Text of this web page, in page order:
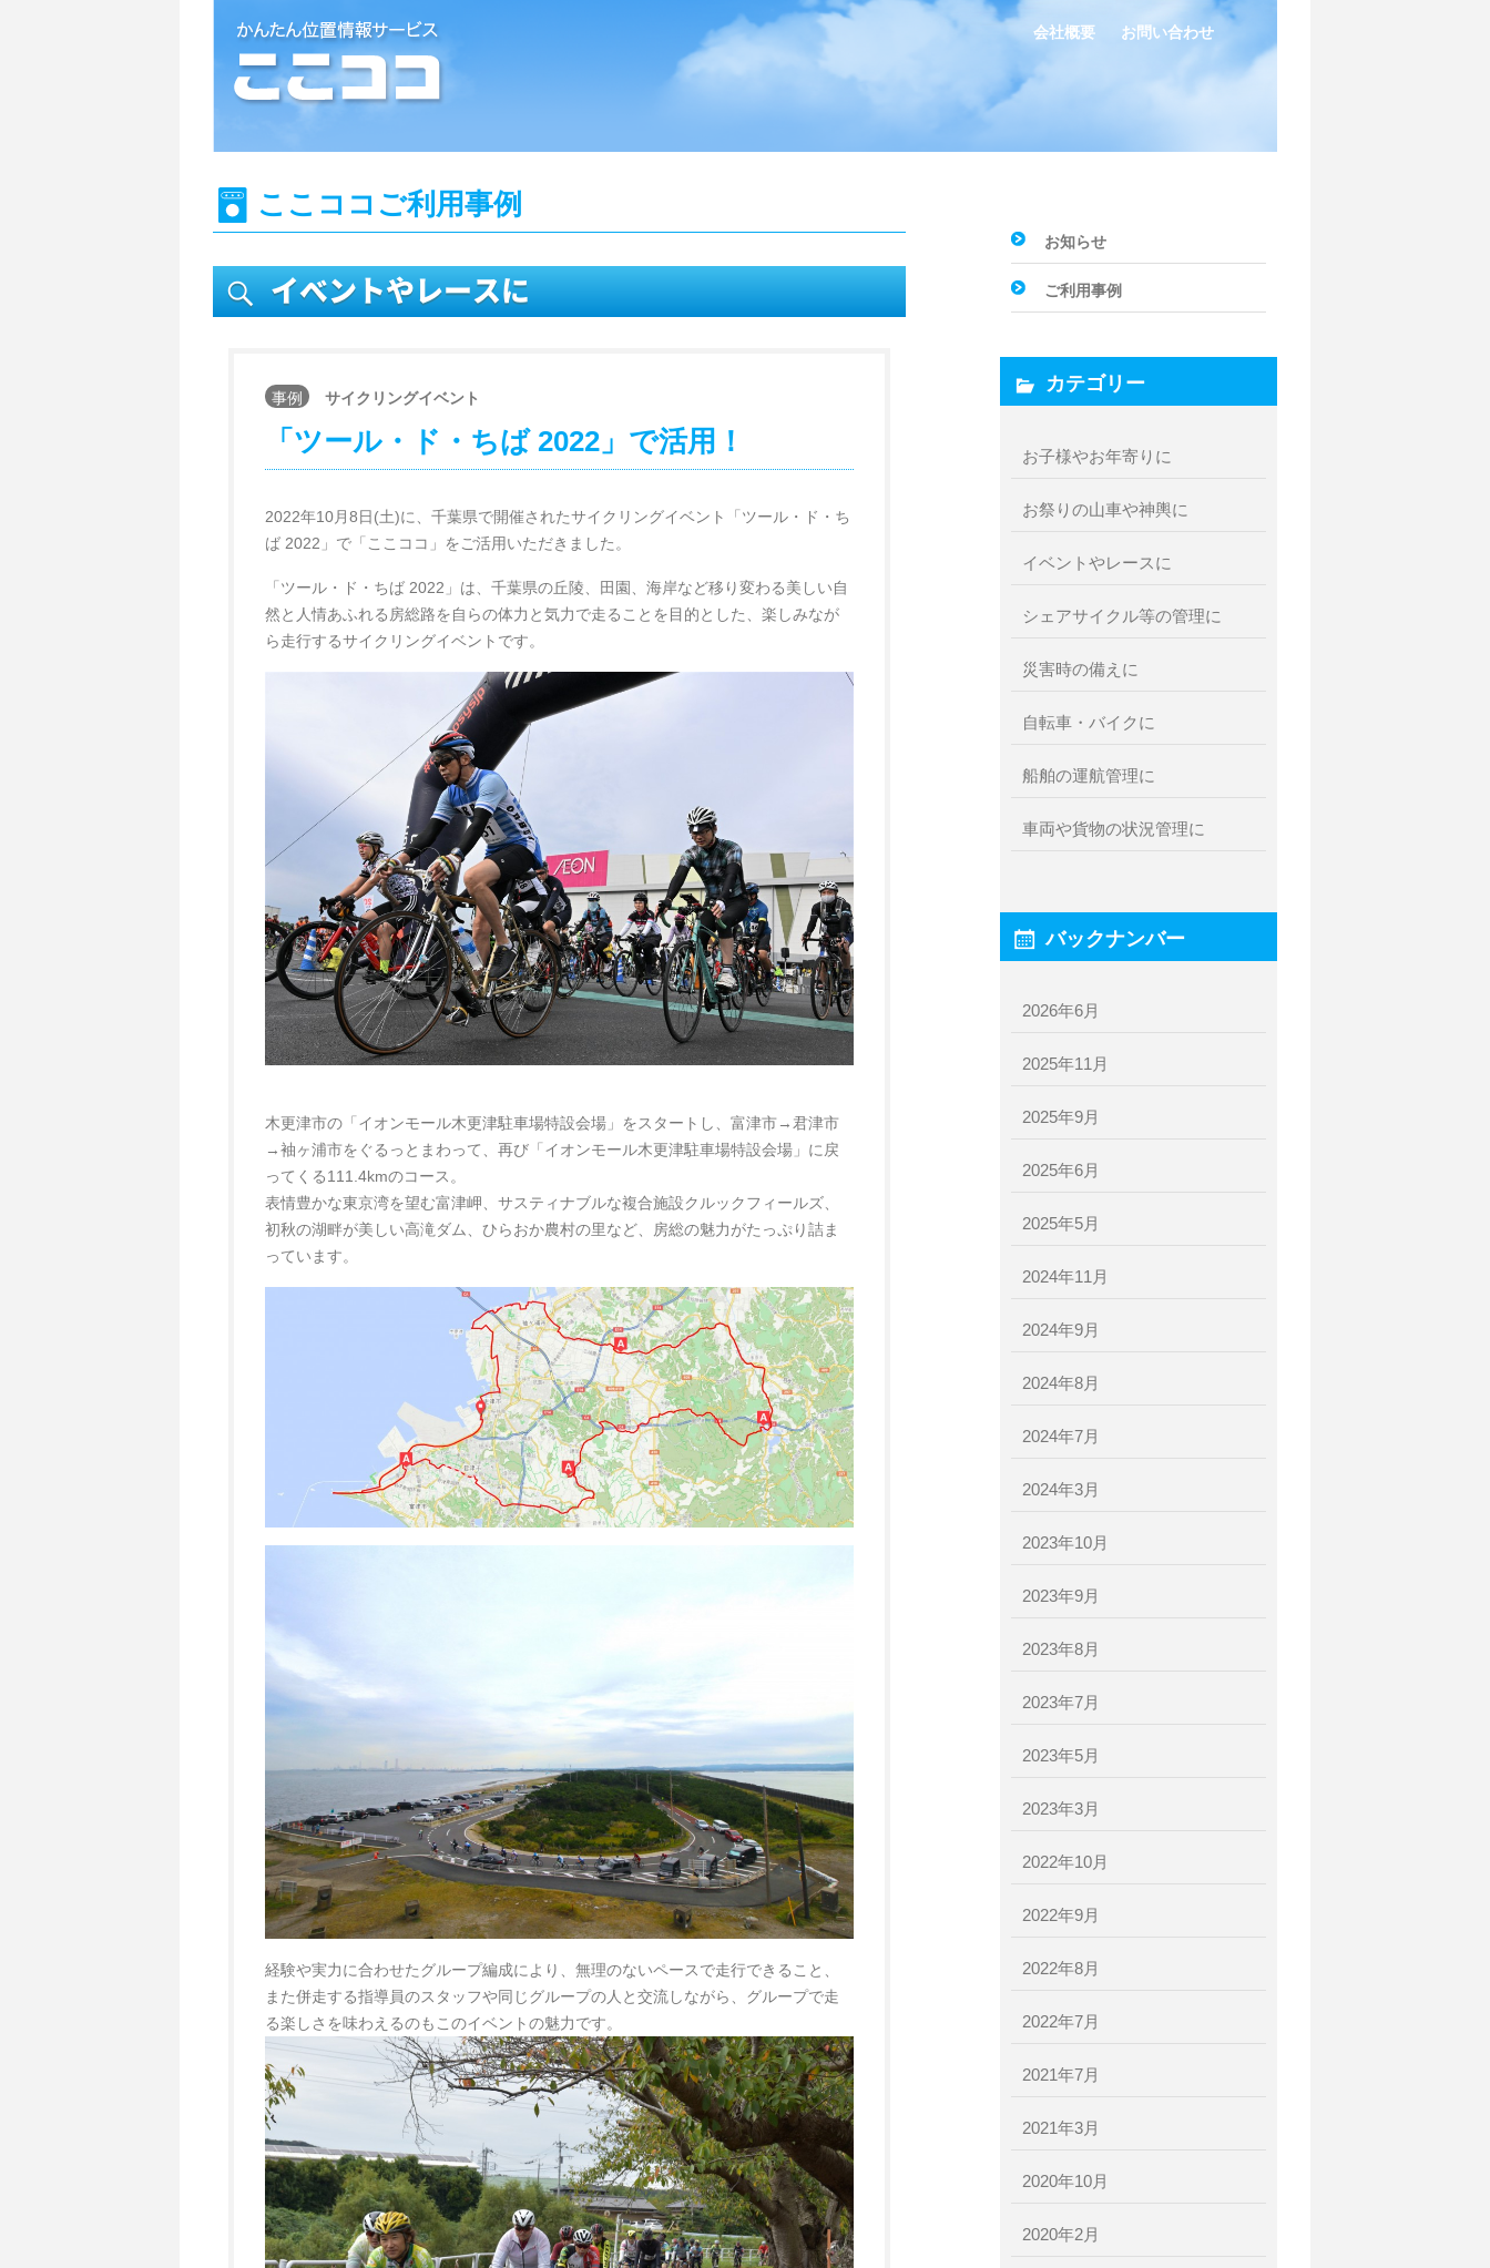
会社概要 お問い合わせ
ここココご利用事例
イベントやレースに
事例 サイクリングイベント
「ツール・ド・ちば 2022」で活用！
2022年10月8日(土)に、千葉県で開催されたサイクリングイベント「ツール・ド・ち
ば 2022」で「ここココ」をご活用いただきました。
「ツール・ド・ちば 2022」は、千葉県の丘陵、田園、海岸など移り変わる美しい自
然と人情あふれる房総路を自らの体力と気力で走ることを目的とした、楽しみなが
ら走行するサイクリングイベントです。
木更津市の「イオンモール木更津駐車場特設会場」をスタートし、富津市→君津市
→袖ヶ浦市をぐるっとまわって、再び「イオンモール木更津駐車場特設会場」に戻
ってくる111.4kmのコース。
表情豊かな東京湾を望む富津岬、サスティナブルな複合施設クルックフィールズ、
初秋の湖畔が美しい高滝ダム、ひらおか農村の里など、房総の魅力がたっぷり詰ま
っています。
経験や実力に合わせたグループ編成により、無理のないペースで走行できること、
また併走する指導員のスタッフや同じグループの人と交流しながら、グループで走
る楽しさを味わえるのもこのイベントの魅力です。
お知らせ
ご利用事例
カテゴリー
お子様やお年寄りに
お祭りの山車や神輿に
イベントやレースに
シェアサイクル等の管理に
災害時の備えに
自転車・バイクに
船舶の運航管理に
車両や貨物の状況管理に
バックナンバー
2026年6月
2025年11月
2025年9月
2025年6月
2025年5月
2024年11月
2024年9月
2024年8月
2024年7月
2024年3月
2023年10月
2023年9月
2023年8月
2023年7月
2023年5月
2023年3月
2022年10月
2022年9月
2022年8月
2022年7月
2021年7月
2021年3月
2020年10月
2020年2月